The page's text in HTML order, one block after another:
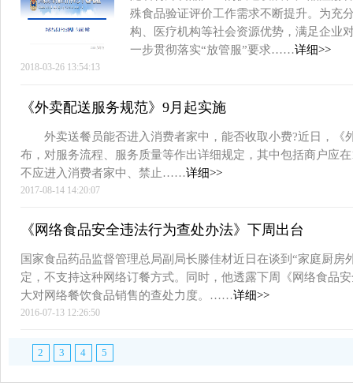
殊食品验证评价工作需求不断提升。为充
构、医疗机构等社会资源优势，满足企业
一步贯彻落实“放管服”要求……详细>>
2018-03-26 13:54:13
《外卖配送服务规范》9月起实施
外卖送餐员能否进入消费者家中，能否收取小费?近日，《
布，对服务流程、服务质量等作出详细规定，其中包括商户应
不应进入消费者家中、禁止……详细>>
2017-08-14 14:20:07
《网络食品安全违法行为查处办法》下周出台
国家食品药品监督管理总局副局长滕佳材近日在谈到“家庭厨房
定，不支持这种网络订餐方式。同时，他透露下周《网络食品
大对网络餐饮食品销售的查处力度。……详细>>
2016-07-13 12:26:50
2 3 4 5